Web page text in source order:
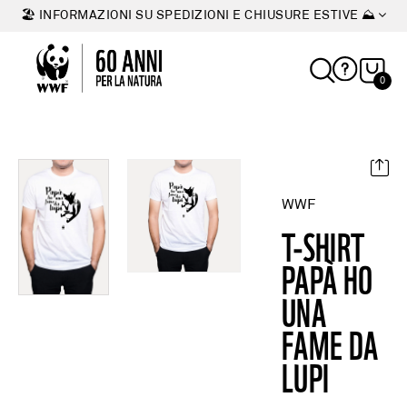
🏖 INFORMAZIONI SU SPEDIZIONI E CHIUSURE ESTIVE ⛰
0
WWF
T-SHIRT
PAPÀ HO
UNA
FAME DA
LUPI